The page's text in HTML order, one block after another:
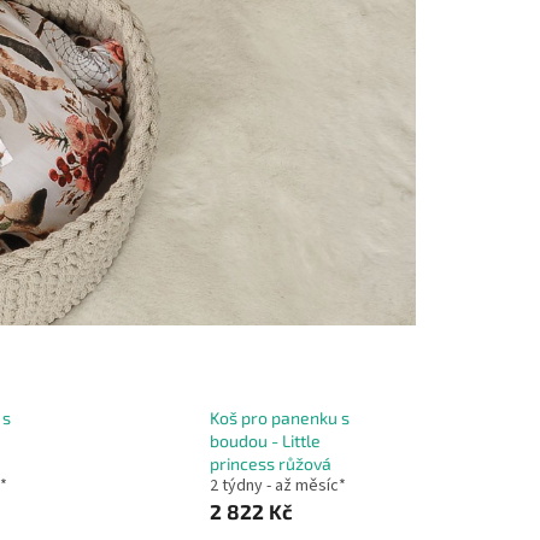
Koš pro panenku s
boudou - Little
princess růžová
2 týdny - až měsíc*
2 822 Kč